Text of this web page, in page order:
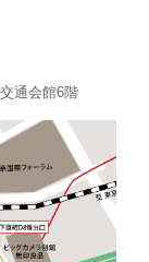
通会館6階